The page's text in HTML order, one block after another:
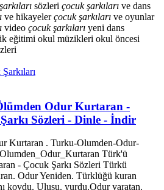
şarkıları sözleri çocuk şarkıları ve dans
ve hikayelerçocuk şarkıları ve oyunlar
video çocuk şarkıları yeni dans
eğitimi okul müzikleri okul öncesi
Odur Kurtaran -
Şarkı Sözleri - Dinle - İndir
Kurtaran . Turku-Olumden-Odur-
Türk'ü
- Çocuk Şarkı Sözleri Türkü
Odur Yeniden. Türklüğü kuran
kovdu. Ulusu. yurdu.Odur yaratan.